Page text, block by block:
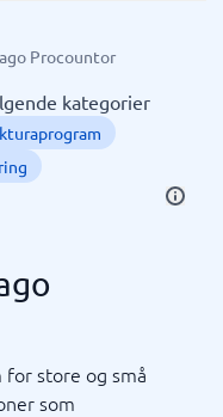
Procountor
kategorier
store og små
som